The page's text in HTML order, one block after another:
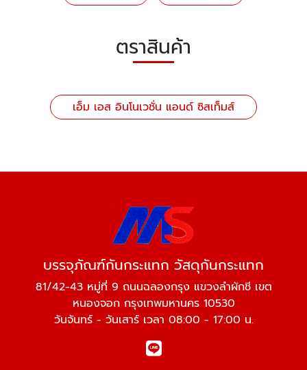
ตราสินค้า
เอ็ม เอส อินโนเวชั่น แอนด์ ซิสเท็มส์
บรรจุภัณฑ์กันกระแทก วัสดุกันกระแทก
81/42-43 หมู่ที่ 9 ถนนฉลองกรุง แขวงลำผักชี เขต
หนองจอก กรุงเทพมหานคร 10530
วันจันทร์ - วันเสาร์ เวลา 08:00 - 17:00 น.